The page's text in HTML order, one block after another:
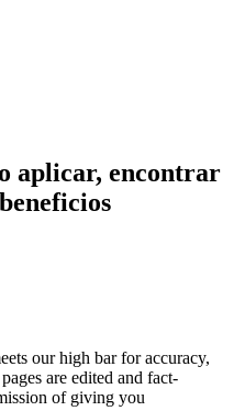
aplicar, encontrar
our high bar for accuracy,
are edited and fact-
of giving you